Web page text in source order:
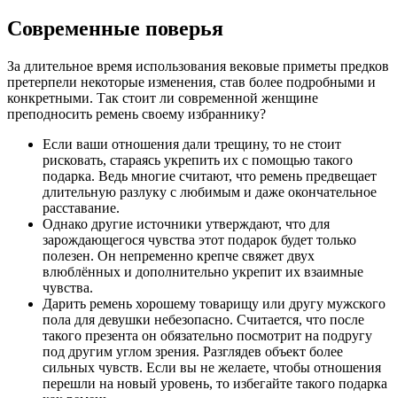
Современные поверья
За длительное время использования вековые приметы предков
претерпели некоторые изменения, став более подробными и
конкретными. Так стоит ли современной женщине
преподносить ремень своему избраннику?
Если ваши отношения дали трещину, то не стоит
рисковать, стараясь укрепить их с помощью такого
подарка. Ведь многие считают, что ремень предвещает
длительную разлуку с любимым и даже окончательное
расставание.
Однако другие источники утверждают, что для
зарождающегося чувства этот подарок будет только
полезен. Он непременно крепче свяжет двух
влюблённых и дополнительно укрепит их взаимные
чувства.
Дарить ремень хорошему товарищу или другу мужского
пола для девушки небезопасно. Считается, что после
такого презента он обязательно посмотрит на подругу
под другим углом зрения. Разглядев объект более
сильных чувств. Если вы не желаете, чтобы отношения
перешли на новый уровень, то избегайте такого подарка